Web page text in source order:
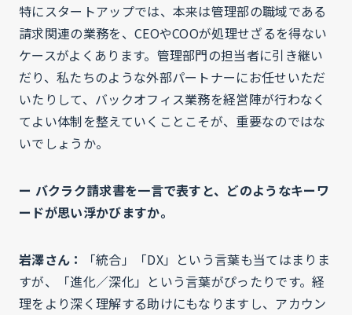
特にスタートアップでは、本来は管理部の職域である
請求関連の業務を、CEOやCOOが処理せざるを得ない
ケースがよくあります。管理部門の担当者に引き継い
だり、私たちのような外部パートナーにお任せいただ
いたりして、バックオフィス業務を経営陣が行わなく
てよい体制を整えていくことこそが、重要なのではな
いでしょうか。
ー バクラク請求書を一言で表すと、どのようなキーワ
ードが思い浮かびますか。
岩澤さん：
「統合」「DX」という言葉も当てはまりま
すが、「進化／深化」という言葉がぴったりです。経
理をより深く理解する助けにもなりますし、アカウン